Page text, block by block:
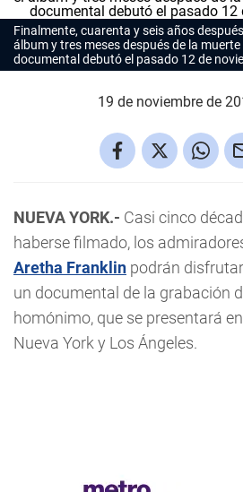
Finalmente, cuarenta y seis años
álbum y tres meses después de la muerte
documental debutó el pasado 12 de
19 de noviembre de
NUEVA YORK.- Casi cinco
haberse filmado, los
Aretha Franklin podrán
un documental de la grabación
homónimo, que se presentará
Nueva York y Los Ángeles.